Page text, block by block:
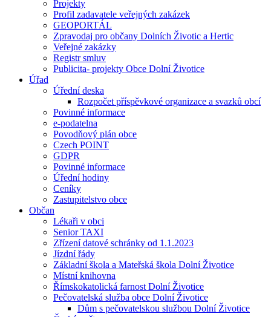
Projekty
Profil zadavatele veřejných zakázek
GEOPORTÁL
Zpravodaj pro občany Dolních Životic a Hertic
Veřejné zakázky
Registr smluv
Publicita- projekty Obce Dolní Životice
Úřad
Úřední deska
Rozpočet příspěvkové organizace a svazků obcí
Povinné informace
e-podatelna
Povodňový plán obce
Czech POINT
GDPR
Povinné informace
Úřední hodiny
Ceníky
Zastupitelstvo obce
Občan
Lékaři v obci
Senior TAXI
Zřízení datové schránky od 1.1.2023
Jízdní řády
Základní škola a Mateřská škola Dolní Životice
Místní knihovna
Římskokatolická farnost Dolní Životice
Pečovatelská služba obce Dolní Životice
Dům s pečovatelskou službou Dolní Životice